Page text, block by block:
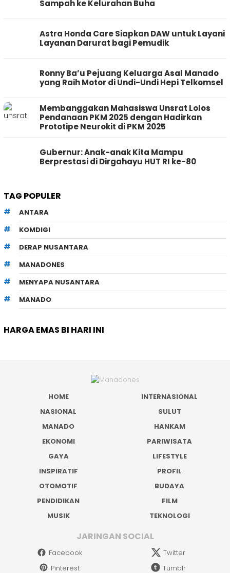
Sampah ke Kelurahan Buha
Astra Honda Care Siapkan DAW untuk Layani
Layanan Darurat bagi Pemudik
Ronny Ba’u Pejuang Keluarga Asal Manado
yang Raih Motor di Undi-Undi Hepi Telkomsel
Membanggakan Mahasiswa Unsrat Lolos
Pendanaan PKM 2025 dengan Hadirkan
Prototipe Neurokit di PKM 2025
Gubernur: Anak-anak Kita Mampu
Berprestasi di Dirgahayu HUT RI ke-80
TAG POPULER
ANTARA
KOMDIGI
DERAP NUSANTARA
MANADONES
MENYAPA NUSANTARA
MANADO
HARGA EMAS BI HARI INI
HOME
INTERNASIONAL
NASIONAL
SULUT
MANADO
HANKAM
EKONOMI
PARIWISATA
GAYA
LIFESTYLE
INSPIRATIF
PROFIL
OTOMOTIF
BUDAYA
PENDIDIKAN
FILM
MUSIK
TEKNOLOGI
JARINGAN SOCIAL
Facebook
Twitter
Pinterest
Tumblr